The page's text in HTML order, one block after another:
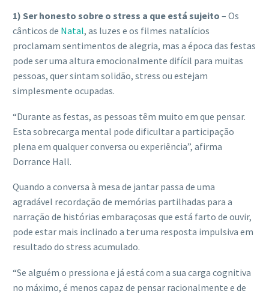
1) Ser honesto sobre o stress a que está sujeito – Os
cânticos de Natal, as luzes e os filmes natalícios
proclamam sentimentos de alegria, mas a época das festas
pode ser uma altura emocionalmente difícil para muitas
pessoas, quer sintam solidão, stress ou estejam
simplesmente ocupadas.
“Durante as festas, as pessoas têm muito em que pensar.
Esta sobrecarga mental pode dificultar a participação
plena em qualquer conversa ou experiência”, afirma
Dorrance Hall.
Quando a conversa à mesa de jantar passa de uma
agradável recordação de memórias partilhadas para a
narração de histórias embaraçosas que está farto de ouvir,
pode estar mais inclinado a ter uma resposta impulsiva em
resultado do stress acumulado.
“Se alguém o pressiona e já está com a sua carga cognitiva
no máximo, é menos capaz de pensar racionalmente e de